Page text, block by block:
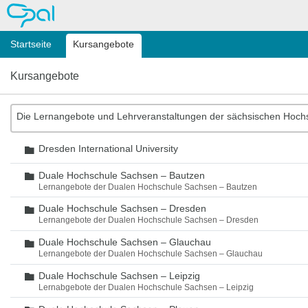
OPAL
Startseite Kursangebote
Kursangebote
Die Lernangebote und Lehrveranstaltungen der sächsischen
Ordner
Dresden International University
Ordner
Duale Hochschule Sachsen – Bautzen
Lernangebote der Dualen Hochschule Sachsen – Bautzen
Ordner
Duale Hochschule Sachsen – Dresden
Lernangebote der Dualen Hochschule Sachsen – Dresden
Ordner
Duale Hochschule Sachsen – Glauchau
Lernangebote der Dualen Hochschule Sachsen – Glauchau
Ordner
Duale Hochschule Sachsen – Leipzig
Lernabgebote der Dualen Hochschule Sachsen – Leipzig